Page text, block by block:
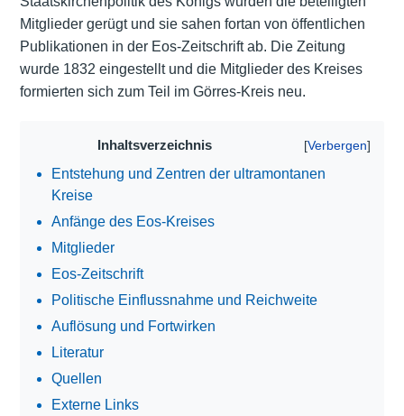
Mitglieder gerügt und sie sahen fortan von öffentlichen
Publikationen in der Eos-Zeitschrift ab. Die Zeitung
wurde 1832 eingestellt und die Mitglieder des Kreises
formierten sich zum Teil im Görres-Kreis neu.
Inhaltsverzeichnis
Entstehung und Zentren der ultramontanen
Kreise
Anfänge des Eos-Kreises
Mitglieder
Eos-Zeitschrift
Politische Einflussnahme und Reichweite
Auflösung und Fortwirken
Literatur
Quellen
Externe Links